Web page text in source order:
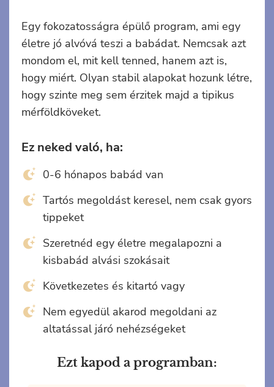
Egy fokozatosságra épülő program, ami egy
életre jó alvóvá teszi a babádat. Nemcsak azt
mondom el, mit kell tenned, hanem azt is,
hogy miért. Olyan stabil alapokat hozunk létre,
hogy szinte meg sem érzitek majd a tipikus
mérföldköveket.
Ez neked való, ha:
0-6 hónapos babád van
Tartós megoldást keresel, nem csak gyors
tippeket
Szeretnéd egy életre megalapozni a
kisbabád alvási szokásait
Következetes és kitartó vagy
Nem egyedül akarod megoldani az
altatással járó nehézségeket
Ezt kapod a programban: